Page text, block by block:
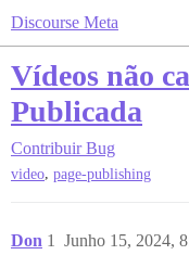
Discourse Meta
Vídeos não
Publicada
Contribuir Bug
video, page-publishing
Don Junho 15, 2024,
1